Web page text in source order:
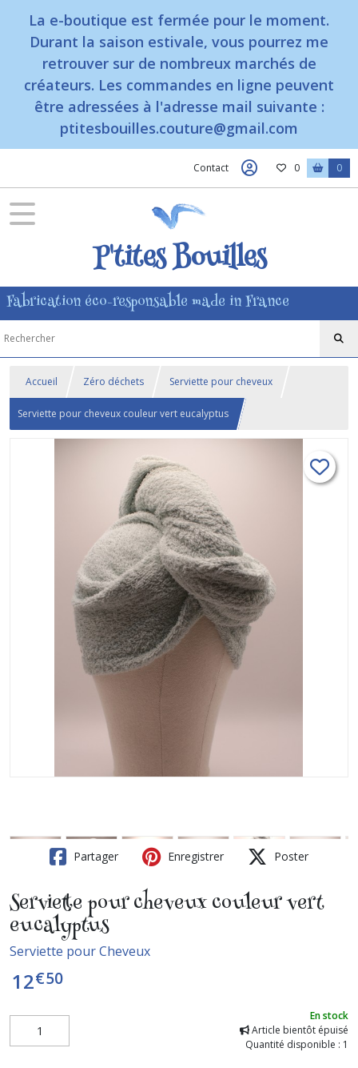
La e-boutique est fermée pour le moment.
Durant la saison estivale, vous pourrez me
retrouver sur de nombreux marchés de
créateurs. Les commandes en ligne peuvent
être adressées à l'adresse mail suivante :
ptitesbouilles.couture@gmail.com
Contact 0 0
P'tites Bouilles
Fabrication éco-responsable made in France
Accueil Zéro déchets Serviette pour cheveux
Serviette pour cheveux couleur vert eucalyptus
Partager Enregistrer Poster
Serviette pour cheveux couleur vert
eucalyptus
Serviette pour Cheveux
12€50
En stock
Article bientôt épuisé
Quantité disponible : 1